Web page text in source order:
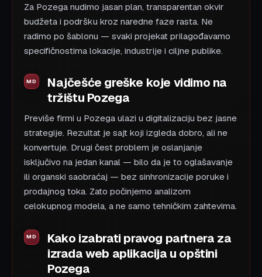
Za Pozega nudimo jasan plan, transparentan okvir
budžeta i podršku kroz naredne faze rasta. Ne
radimo po šablonu — svaki projekat prilagođavamo
specifičnostima lokacije, industrije i ciljne publike.
Najčešće greške koje vidimo na
tržištu Pozega
Previše firmi u Pozega ulazi u digitalizaciju bez jasne
strategije. Rezultat je sajt koji izgleda dobro, ali ne
konvertuje. Drugi čest problem je oslanjanje
isključivo na jedan kanal — bilo da je to oglašavanje
ili organski saobraćaj — bez sinhronizacije poruke i
prodajnog toka. Zato počinjemo analizom
celokupnog modela, a ne samo tehničkim zahtevima.
Kako izabrati pravog partnera za
izrada web aplikacija u opštini
Pozega